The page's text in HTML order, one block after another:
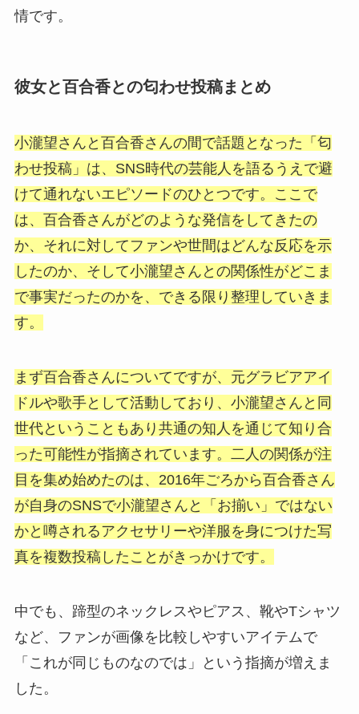
情です。
彼女と百合香との匂わせ投稿まとめ
小瀧望さんと百合香さんの間で話題となった「匂
わせ投稿」は、SNS時代の芸能人を語るうえで避
けて通れないエピソードのひとつです。ここで
は、百合香さんがどのような発信をしてきたの
か、それに対してファンや世間はどんな反応を示
したのか、そして小瀧望さんとの関係性がどこま
で事実だったのかを、できる限り整理していきま
す。
まず百合香さんについてですが、元グラビアアイ
ドルや歌手として活動しており、小瀧望さんと同
世代ということもあり共通の知人を通じて知り合
った可能性が指摘されています。二人の関係が注
目を集め始めたのは、2016年ごろから百合香さん
が自身のSNSで小瀧望さんと「お揃い」ではない
かと噂されるアクセサリーや洋服を身につけた写
真を複数投稿したことがきっかけです。
中でも、蹄型のネックレスやピアス、靴やTシャツ
など、ファンが画像を比較しやすいアイテムで
「これが同じものなのでは」という指摘が増えま
した。